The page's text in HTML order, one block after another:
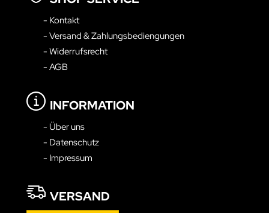
- Kontakt
- Versand & Zahlungsbediengungen
- Widerrufsrecht
- AGB
INFORMATION
- Über uns
- Datenschutz
- Impressum
VERSAND